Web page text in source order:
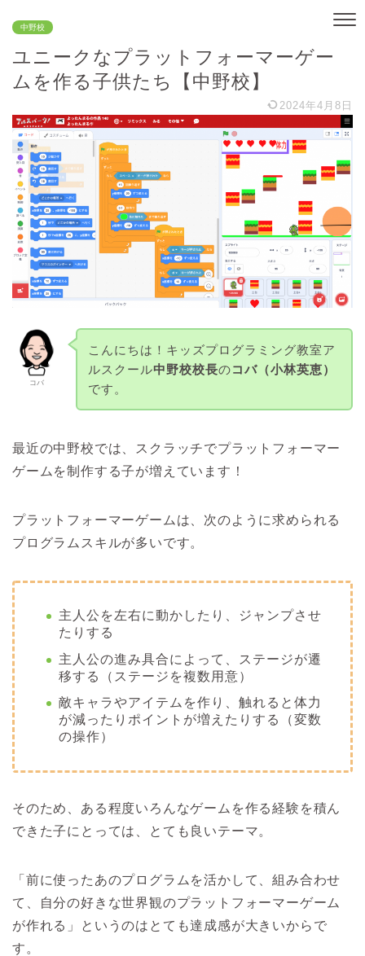
中野校
ユニークなプラットフォーマーゲー
ムを作る子供たち【中野校】
2024年4月8日
コバ
こんにちは！キッズプログラミング教室ア
ルスクール中野校校長のコバ（小林英恵）
です。
最近の中野校では、スクラッチでプラットフォーマー
ゲームを制作する子が増えています！
プラットフォーマーゲームは、次のように求められる
プログラムスキルが多いです。
主人公を左右に動かしたり、ジャンプさせ
たりする
主人公の進み具合によって、ステージが遷
移する（ステージを複数用意）
敵キャラやアイテムを作り、触れると体力
が減ったりポイントが増えたりする（変数
の操作）
そのため、ある程度いろんなゲームを作る経験を積ん
できた子にとっては、とても良いテーマ。
「前に使ったあのプログラムを活かして、組み合わせ
て、自分の好きな世界観のプラットフォーマーゲーム
が作れる」というのはとても達成感が大きいからで
す。